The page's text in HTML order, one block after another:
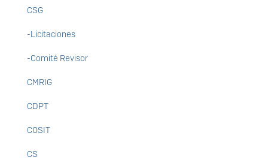
CSG
-Licitaciones
-Comité Revisor
CMRIG
CDPT
COSIT
CS